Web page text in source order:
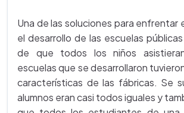
Una de las soluciones para enfrentar
el desarrollo de las escuelas
de que todos los niños
escuelas que se desarrollaron
características de las fábricas. Se
alumnos eran casi todos iguales y